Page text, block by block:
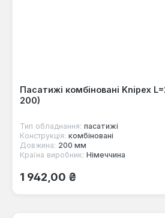
Пасатижі комбіновані Knipex
200)
Тип обладнання: пасатижі
Конструкція: комбіновані
Довжина: 200 мм
Країна виробник: Німеччина
Звичайна ціна:
1 942,00 ₴